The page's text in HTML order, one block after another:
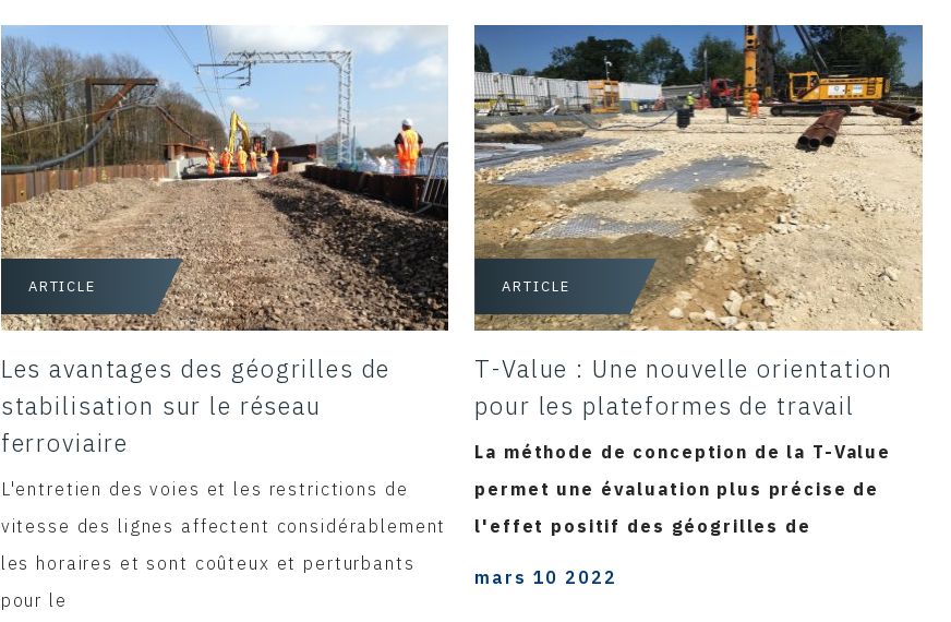
ARTICLE
Les avantages des géogrilles de
stabilisation sur le réseau
ferroviaire
L'entretien des voies et les restrictions de
vitesse des lignes affectent considérablement
les horaires et sont coûteux et perturbants
pour le
ARTICLE
T-Value : Une nouvelle orientation
pour les plateformes de travail
La méthode de conception de la T-Value
permet une évaluation plus précise de
l'effet positif des géogrilles de
mars 10 2022